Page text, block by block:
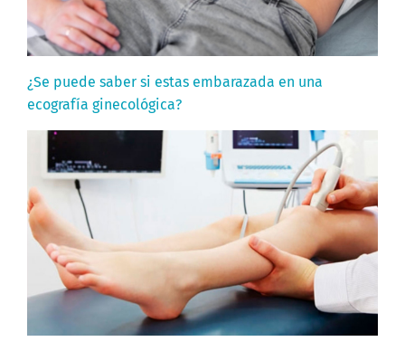
¿Se puede saber si estas embarazada en una
ecografía ginecológica?